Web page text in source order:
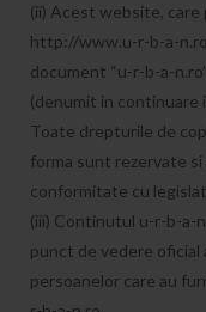
(ii) Acest website, care
http://www.u-r-b-a-
document “u-r-b-a-
(denumit in continuare
Toate drepturile de
forma sunt rezervate si
conformitate cu
(iii) Continutul u-r-b-a-
punct de vedere
persoanelor care au